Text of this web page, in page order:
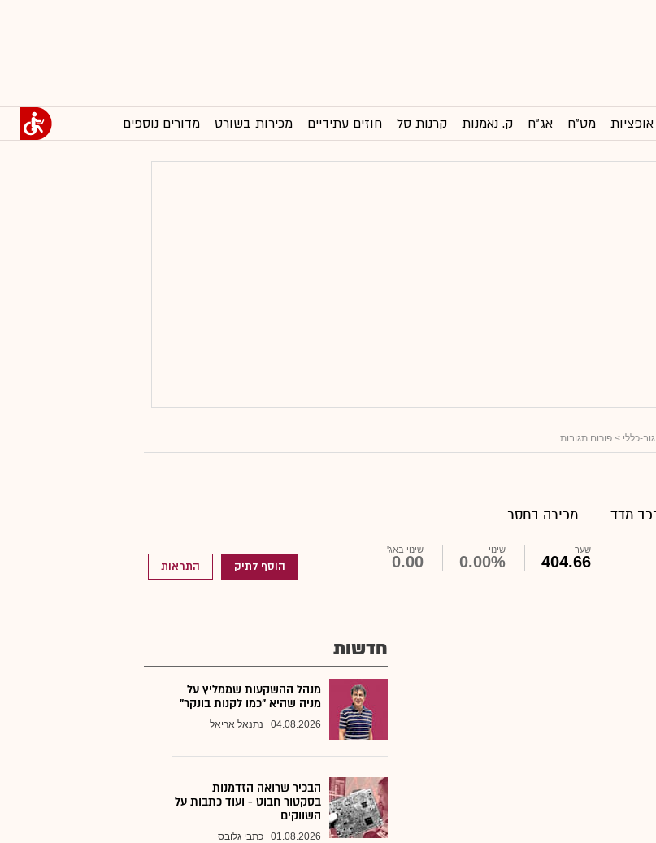
אופציות מט"ח אג"ח ק. נאמנות קרנות סל חוזים עתידיים מכירות בשורט מדורים נוספים
כללי > פורום תגובות
מדד מכירה בחסר
שער
404.66
שינוי
0.00%
שינוי באג'
0.00 הוסף לתיק התראות
חדשות
מנהל ההשקעות שממליץ על
מניה שהיא "כמו לקנות בונקר"
04.08.2026 נתנאל אריאל
הבכיר שרואה הזדמנות
בסקטור חבוט - ועוד כתבות על
השווקים
01.08.2026 כתבי גלובס